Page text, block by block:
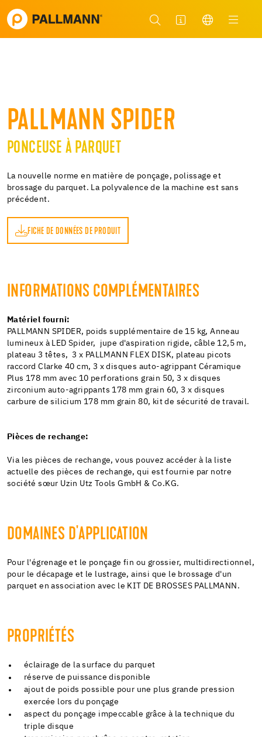
PALLMANN SPIDER
PONCEUSE À PARQUET
La nouvelle norme en matière de ponçage, polissage et
brossage du parquet. La polyvalence de la machine est sans
précédent.
FICHE DE DONNÉES DE PRODUIT
INFORMATIONS COMPLÉMENTAIRES
Matériel fourni:
PALLMANN SPIDER, poids supplémentaire de 15 kg, Anneau
lumineux à LED Spider, jupe d'aspiration rigide, câble 12,5 m,
plateau 3 têtes, 3 x PALLMANN FLEX DISK, plateau picots
raccord Clarke 40 cm, 3 x disques auto-agrippant Céramique
Plus 178 mm avec 10 perforations grain 50, 3 x disques
zirconium auto-agrippants 178 mm grain 60, 3 x disques
carbure de silicium 178 mm grain 80, kit de sécurité de travail.
Pièces de rechange:
Via les pièces de rechange, vous pouvez accéder à la liste
actuelle des pièces de rechange, qui est fournie par notre
société sœur Uzin Utz Tools GmbH & Co.KG.
DOMAINES D'APPLICATION
Pour l'égrenage et le ponçage fin ou grossier, multidirectionnel,
pour le décapage et le lustrage, ainsi que le brossage d'un
parquet en association avec le KIT DE BROSSES PALLMANN.
PROPRIÉTÉS
éclairage de la surface du parquet
réserve de puissance disponible
ajout de poids possible pour une plus grande pression
exercée lors du ponçage
aspect du ponçage impeccable grâce à la technique du
triple disque